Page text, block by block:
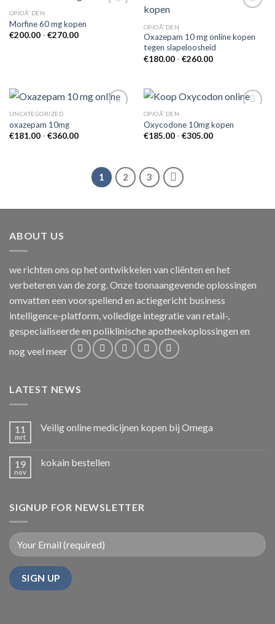
OPIOÃ¯DEN
Morfine 60 mg kopen
€200.00 - €270.00Prijsklasse:
Add to
OPIOÃ¯DEN
Oxazepam 10 mg online kopen
tegen slapeloosheid
€180.00 - €260.00Prijsklasse:
UNCATEGORIZED
oxazepam 10mg
€181.00 - €360.00Prijsklasse:
OPIOÃ¯DEN
Oxycodone 10mg kopen
€185.00 - €305.00Prijsklasse:
1 2 3
ABOUT US
we richten ons op het ontwikkelen van cliënten en het
verbeteren van de zorg. Onze toonaangevende oplossingen
omvatten een voorspellend en actiegericht business
intelligence-platform, volledige integratie van retail-,
gespecialiseerde en poliklinische apotheekoplossingen en
nog veel meer
LATEST NEWS
11
mrt
Veilig online medicijnen kopen bij Omega
19
nov
kokain bestellen
SIGNUP FOR NEWSLETTER